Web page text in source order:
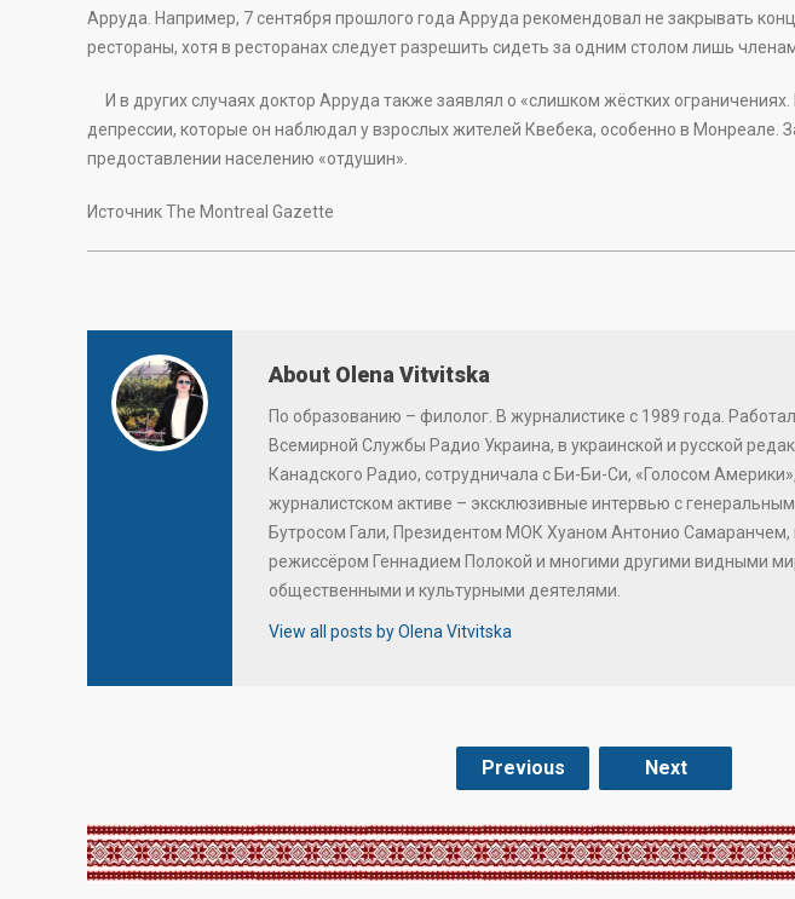
Арруда. Например, 7 сентября прошлого года Арруда рекомендовал не закрывать
рестораны, хотя в ресторанах следует разрешить сидеть за одним столом лишь
И в других случаях доктор Арруда также заявлял о «слишком жёстких ограничениях.
депрессии, которые он наблюдал у взрослых жителей Квебека, особенно в Монреале.
предоставлении населению «отдушин».
Источник The Montreal Gazette
About Olena Vitvitska
По образованию – филолог. В журналистике с 1989 года.
Всемирной Службы Радио Украина, в украинской и русской
Канадского Радио, сотрудничала с Би-Би-Си, «Голосом
журналистском активе – эксклюзивные интервью с
Бутросом Гали, Президентом МОК Хуаном Антонио Самаранчем,
режиссёром Геннадием Полокой и многими другими видными
общественными и культурными деятелями.
View all posts by Olena Vitvitska
Previous Next
.